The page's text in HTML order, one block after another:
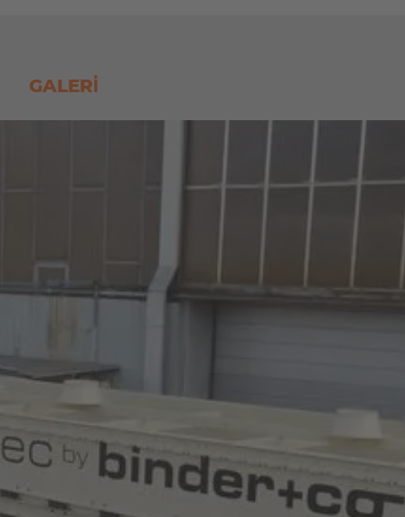
United States
Japan
Japanese
Türkçe
GALERI